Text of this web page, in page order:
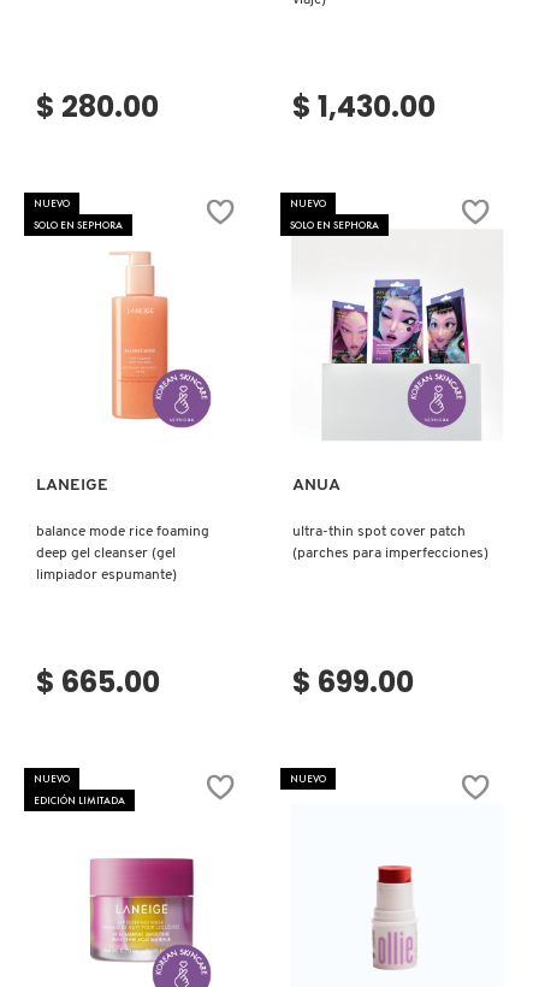
$ 280.00 $ 1,430.00
NUEVO
SOLO EN SEPHORA
Ver más
LANEIGE
balance mode rice foaming
deep gel cleanser (gel
limpiador espumante)
$ 665.00
NUEVO
SOLO EN SEPHORA
Ver más
ANUA
ultra-thin spot cover patch
(parches para imperfecciones)
$ 699.00
NUEVO
EDICIÓN LIMITADA
Ver más
NUEVO
Ver más